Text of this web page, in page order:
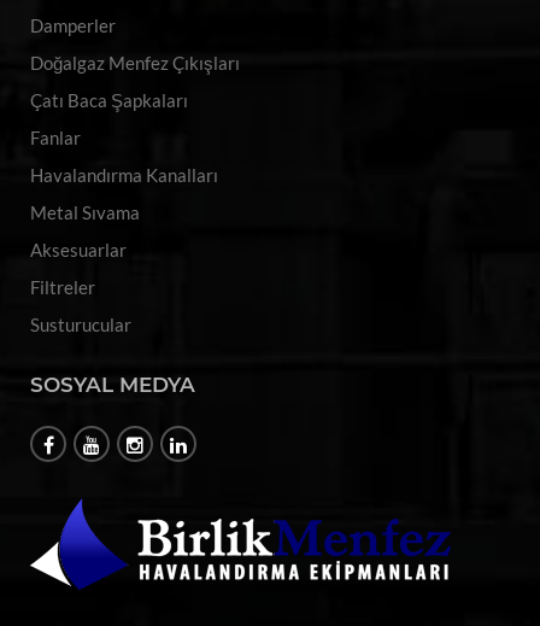
Damperler
Doğalgaz Menfez Çıkışları
Çatı Baca Şapkaları
Fanlar
Havalandırma Kanalları
Metal Sıvama
Aksesuarlar
Filtreler
Susturucular
SOSYAL MEDYA